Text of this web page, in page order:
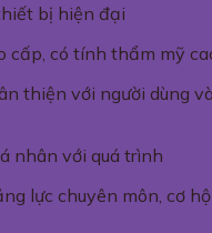
bị hiện đại
cấp, có tính thẩm mỹ
thiện với người dùng
nhân với quá trình
lực chuyên môn, cơ